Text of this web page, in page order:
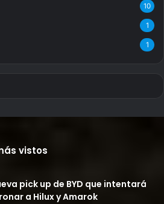
10
1
1
vistos
pick up de BYD que intentará
a Hilux y Amarok